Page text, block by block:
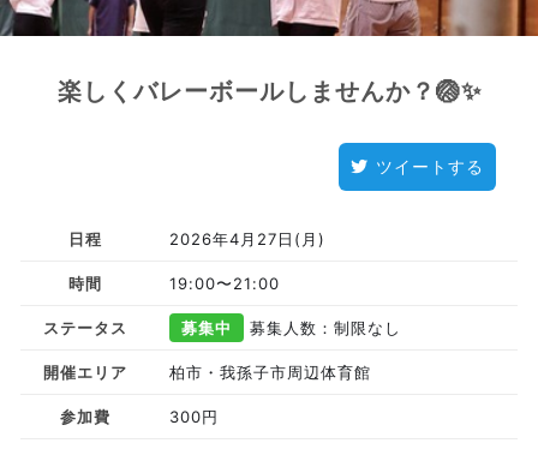
楽しくバレーボールしませんか？🏐✨
ツイートする
日程 2026年4月27日(月)
時間 19:00〜21:00
ステータス 募集中 募集人数：制限なし
開催エリア 柏市・我孫子市周辺体育館
参加費 300円